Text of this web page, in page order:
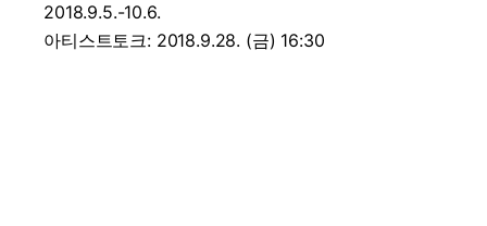
2018.9.5.-10.6.
아티스트토크: 2018.9.28. (금) 16:30